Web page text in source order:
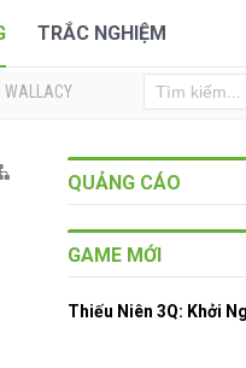
TRẮC NGHIỆM
WALLACY
QUẢNG CÁO
GAME MỚI
Thiếu Niên 3Q: Khởi